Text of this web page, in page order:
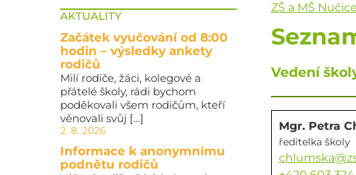
AKTUALITY
Začátek vyučování od 8:00
hodin – výsledky ankety
rodičů
Milí rodiče, žáci, kolegové a
přátelé školy, rádi bychom
poděkovali všem rodičům, kteří
věnovali svůj […]
2. 8. 2026
Informace k anonymnímu
podnětu rodičů
ZŠ a MŠ Nučice
Vedení
Mgr. Petra
ředitelka školy